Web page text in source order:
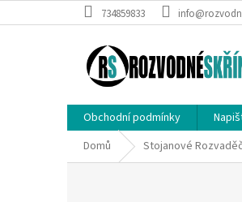
na
734859833
Obchodní podmínky
Domů
Stojanové